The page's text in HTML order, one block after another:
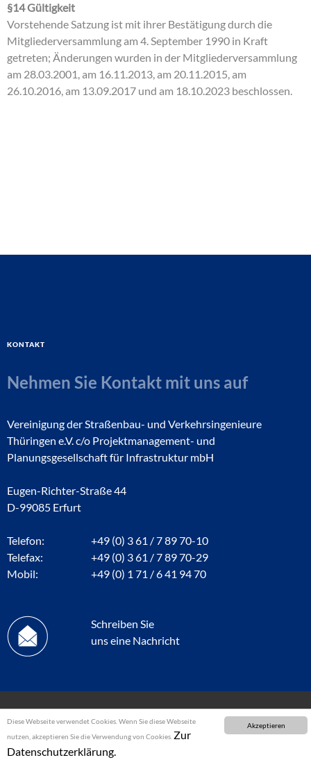
Akzeptieren
Diese Webseite verwendet Cookies. Wenn Sie diese Webseite
nutzen, akzeptieren Sie die Verwendung von Cookies. Zur
Datenschutzerklärung.
§14 Gültigkeit
Vorstehende Satzung ist mit ihrer Bestätigung durch die
Mitgliederversammlung am 4. September 1990 in Kraft
getreten; Änderungen wurden in der Mitgliederversammlung
am 28.03.2001, am 16.11.2013, am 20.11.2015, am
26.10.2016, am 13.09.2017 und am 18.10.2023 beschlossen.
Kontakt
Nehmen Sie Kontakt mit uns auf
Vereinigung der Straßenbau- und Verkehrsingenieure
Thüringen e.V. c/o Projektmanagement- und
Planungsgesellschaft für Infrastruktur mbH
Eugen-Richter-Straße 44
D-99085 Erfurt
Telefon:
+49 (0) 3 61 / 7 89 70-10
Telefax:
+49 (0) 3 61 / 7 89 70-29
Mobil:
+49 (0) 1 71 / 6 41 94 70
Schreiben Sie
uns eine Nachricht